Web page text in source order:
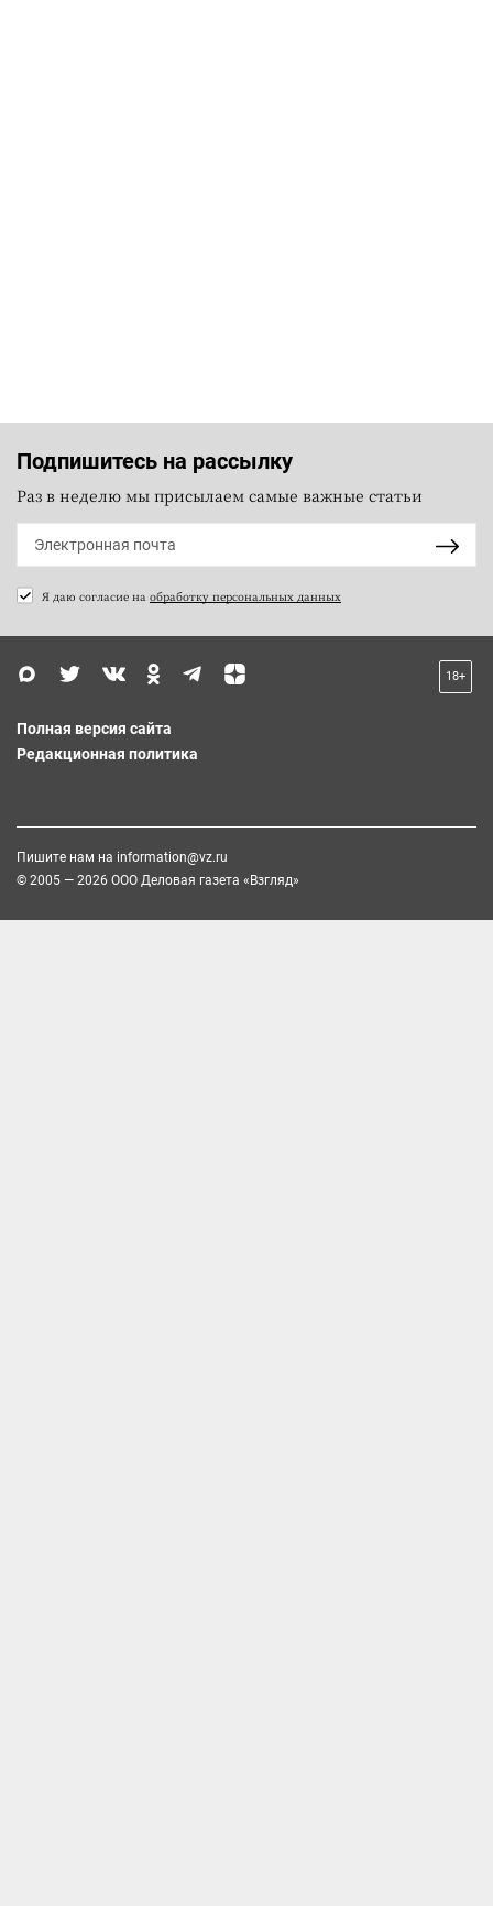
Подпишитесь на рассылку
Раз в неделю мы присылаем самые важные статьи
Я даю согласие на обработку персональных данных
18+
Полная версия сайта
Редакционная политика
Пишите нам на information@vz.ru
© 2005 — 2026 ООО Деловая газета «Взгляд»